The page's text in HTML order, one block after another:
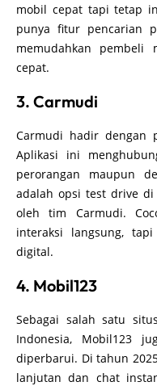
mobil cepat tapi tetap
punya fitur pencarian
memudahkan pembeli
cepat.
3. Carmudi
Carmudi hadir dengan
Aplikasi ini
perorangan maupun
adalah opsi test drive di
oleh tim Carmudi.
interaksi langsung,
digital.
4. Mobil123
Sebagai salah satu
Indonesia, Mobil123
diperbarui. Di tahun
lanjutan dan chat